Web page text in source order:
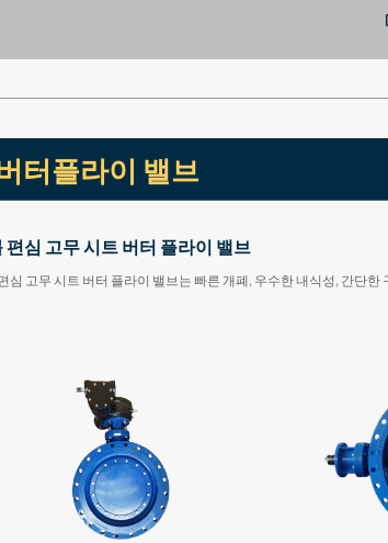
터플라이 밸브
편심 고무 시트 버터 플라이 밸브
심 고무 시트 버터 플라이 밸브는 빠른 개폐, 우수한 내식성, 간단